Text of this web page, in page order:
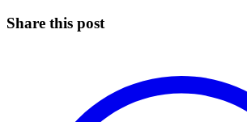
Share this post